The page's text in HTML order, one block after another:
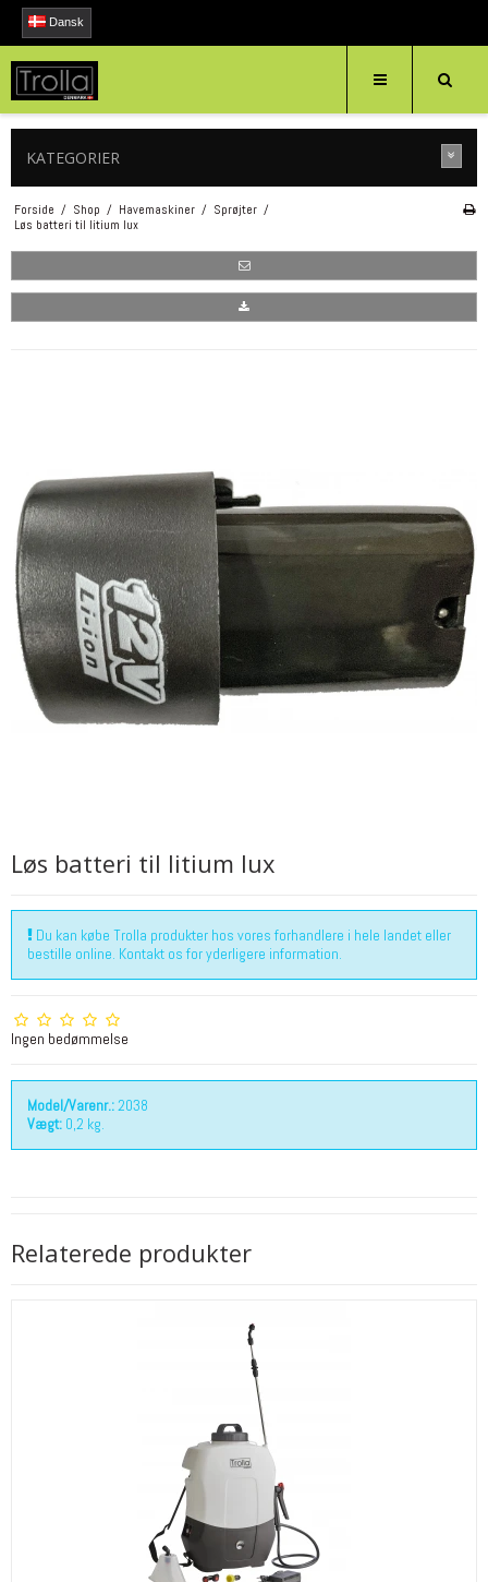
Dansk
KATEGORIER
Forside / Shop / Havemaskiner / Sprøjter /
Løs batteri til litium lux
Løs batteri til litium lux
Du kan købe Trolla produkter hos vores forhandlere i hele landet eller
bestille online. Kontakt os for yderligere information.
Ingen bedømmelse
Model/Varenr.:2038
Vægt: 0,2 kg.
Relaterede produkter